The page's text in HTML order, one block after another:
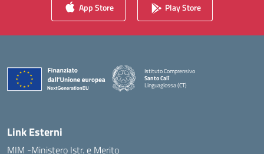
App Store Play Store
Istituto Comprensivo
Santo Calì
Linguaglossa (CT)
— Visita la pagina iniziale della scuola
Link Esterni
MIM -Ministero Istr. e Merito